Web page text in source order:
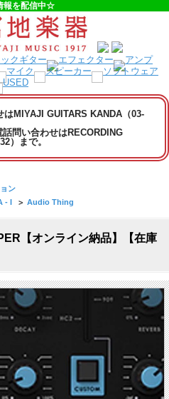
報を配信中☆
MIYAJI GUITARS KANDA（03-
問い合わせはRECORDING
）まで。
ン
- I > Audio Thing
【オンライン納品】【在庫